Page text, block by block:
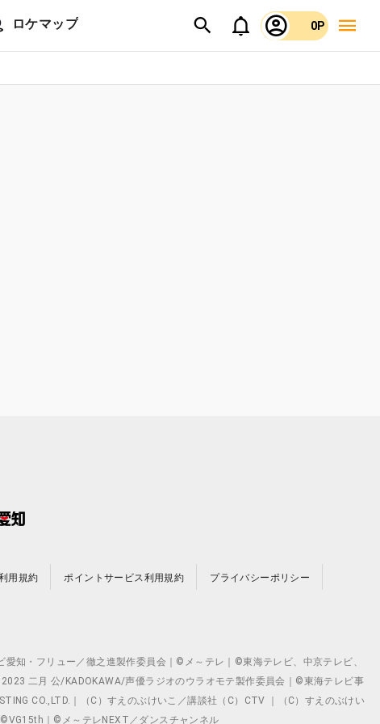
ロケマップ 0P
用規約 ポイントサービス利用規約 プライバシーポリシー
知・フリュー／徹之進製作委員会｜©メ～テレ｜©東海テレビ、中京テレビ、
二月 公/KADOKAWA/声優ラジオのウラオモテ製作委員会｜©東海テレビ事
CO.,LTD.｜（C）すえのぶけいこ／講談社（C）CTV ｜（C）すえのぶけい
｜©メ～テレNEXT／ダンスチャンネル